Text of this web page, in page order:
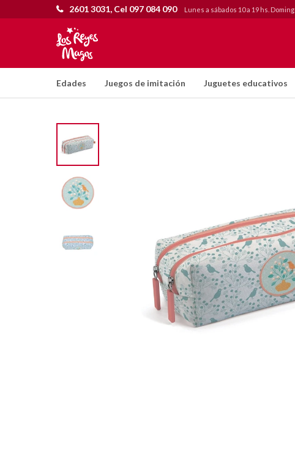
Edades Juegos de imitación Juguetes educativos
2601 3031, Cel 097 084 090 Lunes a sábados 10 a 19 hs.